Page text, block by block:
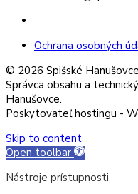
Ochrana osobných
© 2026 Spišské
Správca obsahu a
Hanušovce.
Poskytovateľ hostingu -
Skip to content
Open toolbar
Nástroje prístupnosti